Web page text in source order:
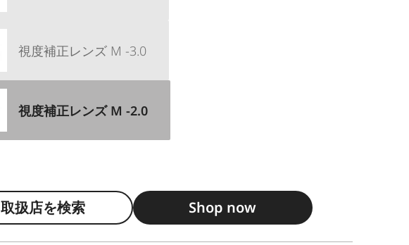
視度補正レンズ M -3.0
視度補正レンズ M -2.0
取扱店を検索 Shop now